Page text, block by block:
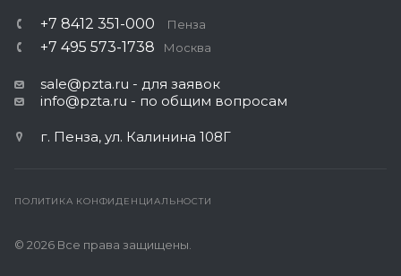
+7 8412 351-000 Пенза
+7 495 573-1738 Москва
sale@pzta.ru - для заявок
info@pzta.ru - по общим вопросам
г. Пенза, ул. Калинина 108Г
ПОЛИТИКА КОНФИДЕНЦИАЛЬНОСТИ
© 2026 Все права защищены.